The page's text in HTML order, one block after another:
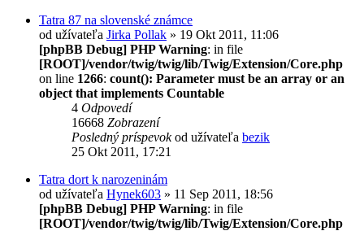
Tatra 87 na slovenské známce
od užívateľa Jirka Pollak » 19 Okt 2011, 11:06
[phpBB Debug] PHP Warning: in file
[ROOT]/vendor/twig/twig/lib/Twig/Extension/Core.php
on line 1266: count(): Parameter must be an array or an
object that implements Countable
4 Odpovedí
16668 Zobrazení
Posledný príspevokod užívateľa bezik
25 Okt 2011, 17:21
Tatra dort k narozeninám
od užívateľa Hynek603 » 11 Sep 2011, 18:56
[phpBB Debug] PHP Warning: in file
[ROOT]/vendor/twig/twig/lib/Twig/Extension/Core.php